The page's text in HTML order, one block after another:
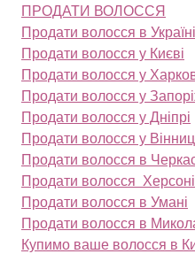
ПРОДАТИ ВОЛОССЯ
Продати волосся в Україні
Продати волосся у Києві
Продати волосся у
Продати волосся у
Продати волосся у Дніпрі
Продати волосся у
Продати волосся в
Продати волосся Херсоні
Продати волосся в Умані
Продати волосся в
Купимо ваше волосся в